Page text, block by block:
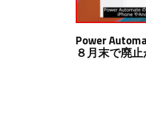
Power
８月末で廃